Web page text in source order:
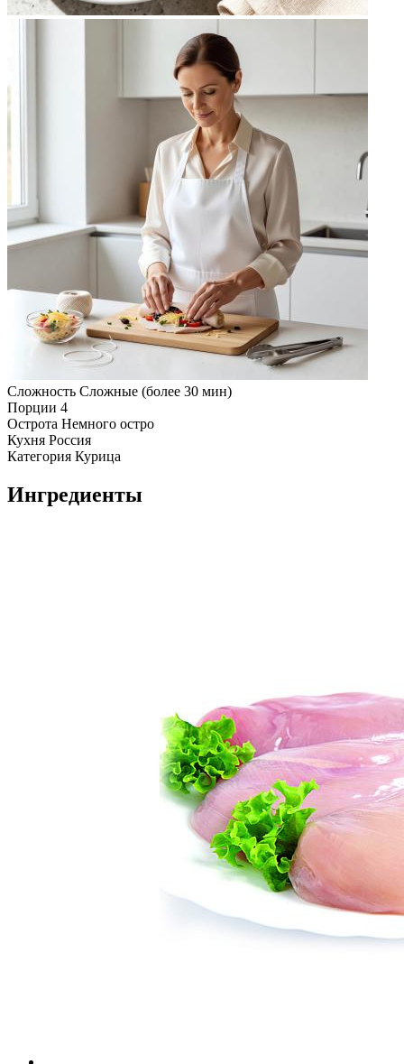
Сложность Сложные (более 30 мин)
Порции 4
Острота Немного остро
Кухня Россия
Категория Курица
Ингредиенты